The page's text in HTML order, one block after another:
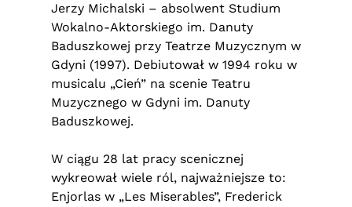
Jerzy Michalski – absolwent Studium
Wokalno-Aktorskiego im. Danuty
Baduszkowej przy Teatrze Muzycznym w
Gdyni (1997). Debiutował w 1994 roku w
musicalu „Cień” na scenie Teatru
Muzycznego w Gdyni im. Danuty
Baduszkowej.
W ciągu 28 lat pracy scenicznej
wykreował wiele ról, najważniejsze to:
Enjorlas w „Les Miserables”, Frederick